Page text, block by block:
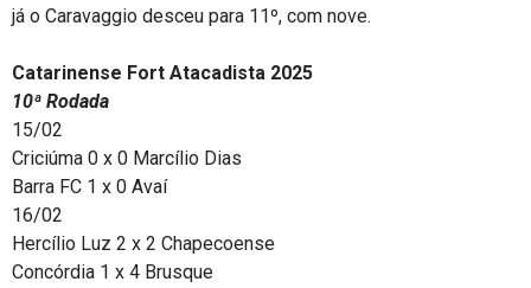
já o Caravaggio desceu para 11º, com nove.
Catarinense Fort Atacadista 2025
10ª Rodada
15/02
Criciúma 0 x 0 Marcílio Dias
Barra FC 1 x 0 Avaí
16/02
Hercílio Luz 2 x 2 Chapecoense
Concórdia 1 x 4 Brusque